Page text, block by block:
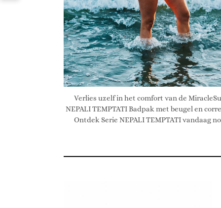
Verlies uzelf in het comfort van de
NEPALI TEMPTATI Badpak met beugel en
Ontdek Serie NEPALI TEMPTATI vandaag